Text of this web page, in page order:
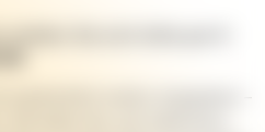
Sie sich bitte per E-
anders angegeben –
bitten Sie, sich telefonisch,